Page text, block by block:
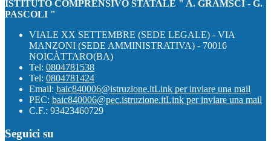
ISTITUTO COMPRENSIVO STATALE " A. GRAMSCI - G.
PASCOLI "
VIALE XX SETTEMBRE (SEDE LEGALE) - VIA
MANZONI (SEDE AMMINISTRATIVA) - 70016
NOICÀTTARO(BA)
Tel: 0804781538
Tel: 0804781424
Email: baic840006@istruzione.itLink per inviare una mail
PEC: baic840006@pec.istruzione.itLink per inviare una mail
C.F.: 93423460729
Seguici su